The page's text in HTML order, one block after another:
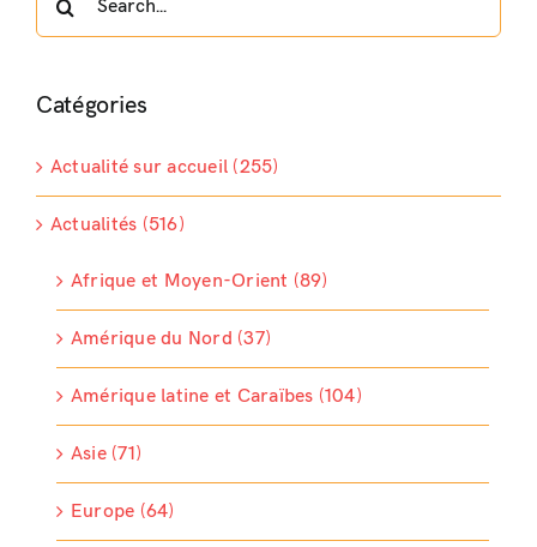
Catégories
Actualité sur accueil (255)
Actualités (516)
Afrique et Moyen-Orient (89)
Amérique du Nord (37)
Amérique latine et Caraïbes (104)
Asie (71)
Europe (64)